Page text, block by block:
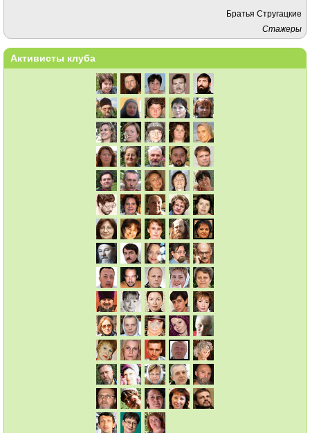
Братья Стругацкие
Стажеры
Активисты клуба